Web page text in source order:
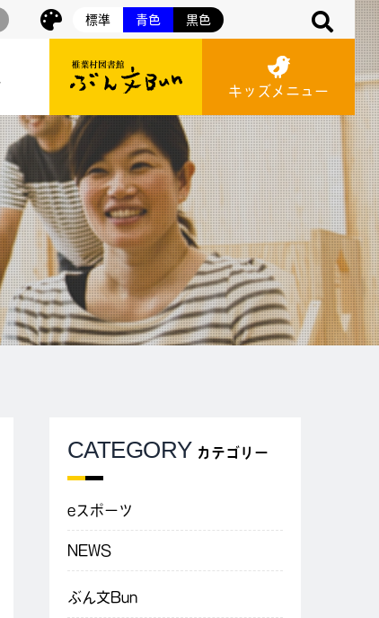
標準 青色 黒色
キッズメニュー
CATEGORY カテゴリー
eスポーツ
NEWS
ぶん文Bun